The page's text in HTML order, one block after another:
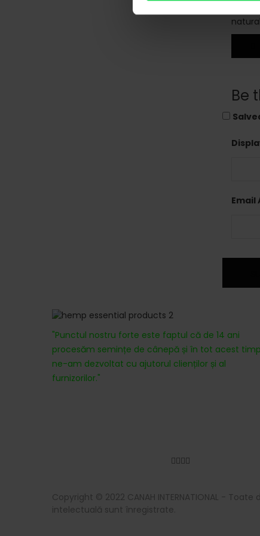
Be
Email
"Punctul nostru forte este faptul că de 14 ani
procesăm semințe de cânepă și în tot acest timp
ne-am dezvoltat cu ajutorul clienților și al
furnizorilor."
Copyright © 2022 CANAH INTERNATIONAL -
intelectuală sunt înregistrate.